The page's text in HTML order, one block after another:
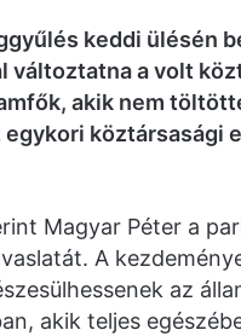
keddi ülésén
változtatna a volt
akik nem
köztársasági
Magyar Péter a
A
az
akik teljes